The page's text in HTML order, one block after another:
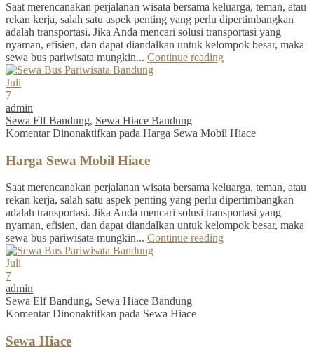
Saat merencanakan perjalanan wisata bersama keluarga, teman, atau
rekan kerja, salah satu aspek penting yang perlu dipertimbangkan
adalah transportasi. Jika Anda mencari solusi transportasi yang
nyaman, efisien, dan dapat diandalkan untuk kelompok besar, maka
sewa bus pariwisata mungkin... Continue reading
Juli
7
admin
Sewa Elf Bandung, Sewa Hiace Bandung
Komentar Dinonaktifkan pada Harga Sewa Mobil Hiace
Harga Sewa Mobil Hiace
Saat merencanakan perjalanan wisata bersama keluarga, teman, atau
rekan kerja, salah satu aspek penting yang perlu dipertimbangkan
adalah transportasi. Jika Anda mencari solusi transportasi yang
nyaman, efisien, dan dapat diandalkan untuk kelompok besar, maka
sewa bus pariwisata mungkin... Continue reading
Juli
7
admin
Sewa Elf Bandung, Sewa Hiace Bandung
Komentar Dinonaktifkan pada Sewa Hiace
Sewa Hiace